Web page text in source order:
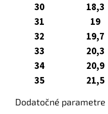
30
18,3
31
19
32
19,7
33
20,3
34
20,9
35
21,5
Dodatočné parametre